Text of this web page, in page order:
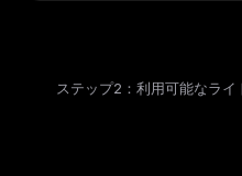
ステップ2：利用可能なライ